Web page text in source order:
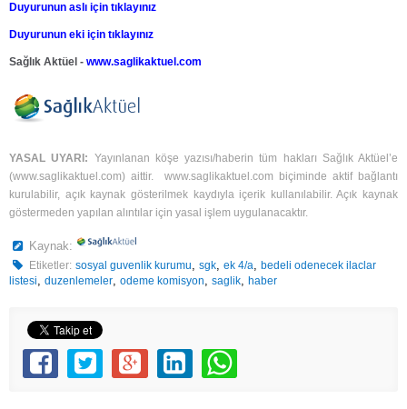
Duyurunun aslı için tıklayınız
Duyurunun eki için tıklayınız
Sağlık Aktüel - www.saglikaktuel.com
YASAL UYARI: Yayınlanan köşe yazısı/haberin tüm hakları Sağlık Aktüel’e
(www.saglikaktuel.com) aittir. www.saglikaktuel.com biçiminde aktif bağlantı
kurulabilir, açık kaynak gösterilmek kaydıyla içerik kullanılabilir. Açık kaynak
göstermeden yapılan alıntılar için yasal işlem uygulanacaktır.
Kaynak:
Etiketler: sosyal guvenlik kurumu,sgk,ek 4/a,bedeli odenecek ilaclar
listesi, duzenlemeler, odeme komisyon, saglik, haber